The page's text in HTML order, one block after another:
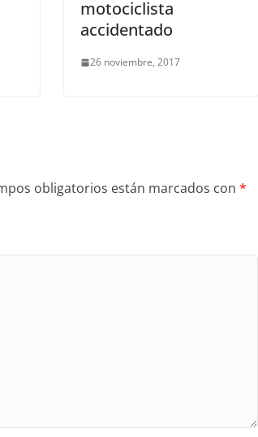
motociclista
accidentado
26 noviembre, 2017
obligatorios están marcados con *